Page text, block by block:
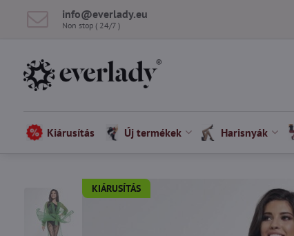
info​@everlady​.eu
Non stop ( 24/7 )
Kiárusítás Új termékek Harisnyák
KIÁRUSÍTÁS